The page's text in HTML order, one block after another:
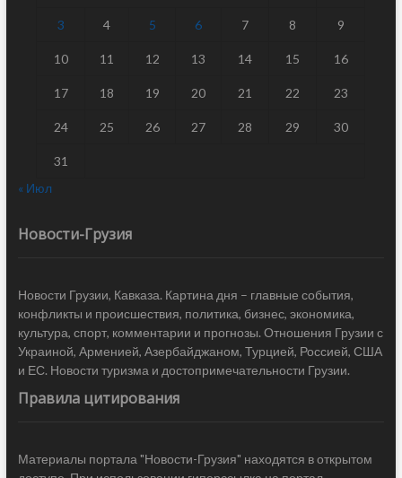
3 4 5 6 7 8 9
10 11 12 13 14 15 16
17 18 19 20 21 22 23
24 25 26 27 28 29 30
31
« Июл
Новости-Грузия
Новости Грузии, Кавказа. Картина дня – главные события,
конфликты и происшествия, политика, бизнес, экономика,
культура, спорт, комментарии и прогнозы. Отношения Грузии с
Украиной, Арменией, Азербайджаном, Турцией, Россией, США
и ЕС. Новости туризма и достопримечательности Грузии.
Правила цитирования
Материалы портала "Новости-Грузия" находятся в открытом